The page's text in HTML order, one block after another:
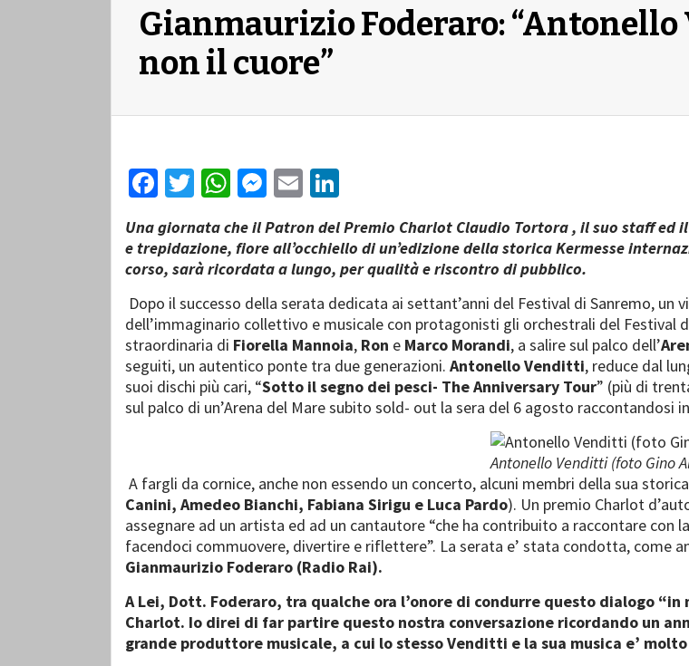
Gianmaurizio Foderaro:
non il cuore”
Facebook
Twitter
WhatsApp
Messenger
Email
Una giornata che il Patron del Premio Charlot Claudio Tortora , il suo staff
e trepidazione, fiore all’occhiello di un’edizione della storica Kermesse
corso, sarà ricordata a lungo, per qualità e riscontro di pubblico.
Dopo il successo della serata dedicata ai settant’anni del Festival di Sanremo,
dell’immaginario collettivo e musicale con protagonisti gli orchestrali del Festival
straordinaria di Fiorella Mannoia, Ron e Marco Morandi, a salire sul palco dell’
seguiti, un autentico ponte tra due generazioni. Antonello Venditti, reduce dal
suoi dischi più cari, “Sotto il segno dei pesci- The Anniversary Tour” (più di
sul palco di un’Arena del Mare subito sold- out la sera del 6 agosto raccontandosi
Antonello Venditti (foto Gino
A fargli da cornice, anche non essendo un concerto, alcuni membri della sua storica
Canini, Amedeo Bianchi, Fabiana Sirigu e Luca Pardo). Un premio Charlot
assegnare ad un artista ed ad un cantautore “che ha contribuito a raccontare
facendoci commuovere, divertire e riflettere”. La serata e’ stata condotta, come
Gianmaurizio Foderaro (Radio Rai).
A Lei, Dott. Foderaro, tra qualche ora l’onore di condurre questo dialogo
Charlot. Io direi di far partire questo nostra conversazione ricordando un
grande produttore musicale, a cui lo stesso Venditti e la sua musica e’